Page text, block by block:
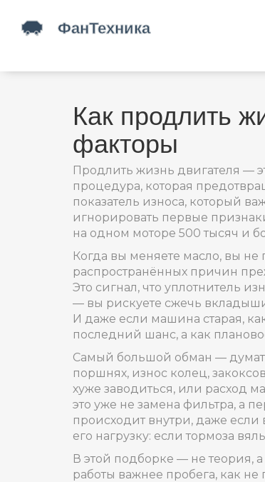
Как продлить
факторы
Продлить жизнь двигателя —
процедура, которая
показатель износа, который
игнорировать первые
на одном моторе 500 тысяч и
Когда вы меняете масло, вы не
распространённых причин
Это сигнал, что уплотнитель
— вы рискуете сжечь вкладыши
И даже если машина старая,
последний шанс, а как
Самый большой обман —
поршнях, износ колец,
хуже заводиться, или расход
это уже не замена фильтра, а
происходит внутри, даже
его нагрузку: если тормоза
В этой подборке — не теория,
работы важнее пробега, как не